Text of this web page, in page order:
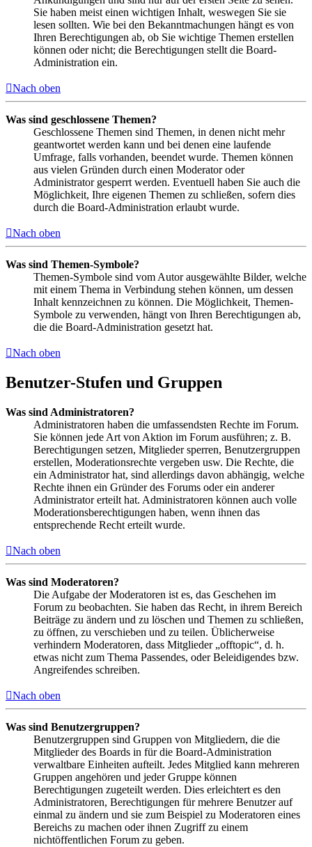
Sie haben meist einen wichtigen Inhalt, weswegen Sie sie
lesen sollten. Wie bei den Bekanntmachungen hängt es von
Ihren Berechtigungen ab, ob Sie wichtige Themen erstellen
können oder nicht; die Berechtigungen stellt die Board-
Administration ein.
Nach oben
Was sind geschlossene Themen?
Geschlossene Themen sind Themen, in denen nicht mehr
geantwortet werden kann und bei denen eine laufende
Umfrage, falls vorhanden, beendet wurde. Themen können
aus vielen Gründen durch einen Moderator oder
Administrator gesperrt werden. Eventuell haben Sie auch die
Möglichkeit, Ihre eigenen Themen zu schließen, sofern dies
durch die Board-Administration erlaubt wurde.
Nach oben
Was sind Themen-Symbole?
Themen-Symbole sind vom Autor ausgewählte Bilder, welche
mit einem Thema in Verbindung stehen können, um dessen
Inhalt kennzeichnen zu können. Die Möglichkeit, Themen-
Symbole zu verwenden, hängt von Ihren Berechtigungen ab,
die die Board-Administration gesetzt hat.
Nach oben
Benutzer-Stufen und Gruppen
Was sind Administratoren?
Administratoren haben die umfassendsten Rechte im Forum.
Sie können jede Art von Aktion im Forum ausführen; z. B.
Berechtigungen setzen, Mitglieder sperren, Benutzergruppen
erstellen, Moderationsrechte vergeben usw. Die Rechte, die
ein Administrator hat, sind allerdings davon abhängig, welche
Rechte ihnen ein Gründer des Forums oder ein anderer
Administrator erteilt hat. Administratoren können auch volle
Moderationsberechtigungen haben, wenn ihnen das
entsprechende Recht erteilt wurde.
Nach oben
Was sind Moderatoren?
Die Aufgabe der Moderatoren ist es, das Geschehen im
Forum zu beobachten. Sie haben das Recht, in ihrem Bereich
Beiträge zu ändern und zu löschen und Themen zu schließen,
zu öffnen, zu verschieben und zu teilen. Üblicherweise
verhindern Moderatoren, dass Mitglieder „offtopic“, d. h.
etwas nicht zum Thema Passendes, oder Beleidigendes bzw.
Angreifendes schreiben.
Nach oben
Was sind Benutzergruppen?
Benutzergruppen sind Gruppen von Mitgliedern, die die
Mitglieder des Boards in für die Board-Administration
verwaltbare Einheiten aufteilt. Jedes Mitglied kann mehreren
Gruppen angehören und jeder Gruppe können
Berechtigungen zugeteilt werden. Dies erleichtert es den
Administratoren, Berechtigungen für mehrere Benutzer auf
einmal zu ändern und sie zum Beispiel zu Moderatoren eines
Bereichs zu machen oder ihnen Zugriff zu einem
nichtöffentlichen Forum zu geben.